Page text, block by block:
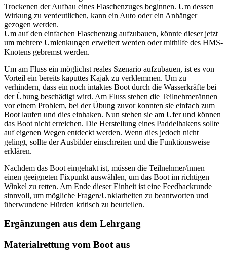
Trockenen der Aufbau eines Flaschenzuges beginnen. Um dessen
Wirkung zu verdeutlichen, kann ein Auto oder ein Anhänger
gezogen werden.
Um auf den einfachen Flaschenzug aufzubauen, könnte dieser jetzt
um mehrere Umlenkungen erweitert werden oder mithilfe des HMS-
Knotens gebremst werden.
Um am Fluss ein möglichst reales Szenario aufzubauen, ist es von
Vorteil ein bereits kaputtes Kajak zu verklemmen. Um zu
verhindern, dass ein noch intaktes Boot durch die Wasserkräfte bei
der Übung beschädigt wird. Am Fluss stehen die Teilnehmer/innen
vor einem Problem, bei der Übung zuvor konnten sie einfach zum
Boot laufen und dies einhaken. Nun stehen sie am Ufer und können
das Boot nicht erreichen. Die Herstellung eines Paddelhakens sollte
auf eigenen Wegen entdeckt werden. Wenn dies jedoch nicht
gelingt, sollte der Ausbilder einschreiten und die Funktionsweise
erklären.
Nachdem das Boot eingehakt ist, müssen die Teilnehmer/innen
einen geeigneten Fixpunkt auswählen, um das Boot im richtigen
Winkel zu retten. Am Ende dieser Einheit ist eine Feedbackrunde
sinnvoll, um mögliche Fragen/Unklarheiten zu beantworten und
überwundene Hürden kritisch zu beurteilen.
Ergänzungen aus dem Lehrgang
Materialrettung vom Boot aus